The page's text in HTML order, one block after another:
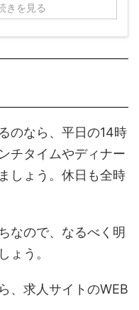
きを見る
のなら、平日の14時
チタイムやディナー
しょう。休日も全時
なので、なるべく明
ょう。
、求人サイトのWEB